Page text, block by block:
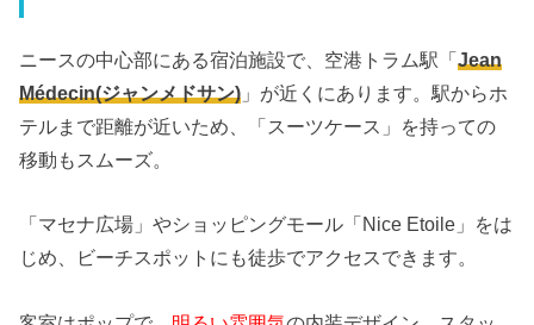
ニースの中心部にある宿泊施設で、空港トラム駅「Jean
Médecin(ジャンメドサン) 」が近くにあります。駅からホ
テルまで距離が近いため、「スーツケース」を持っての
移動もスムーズ。
「マセナ広場」やショッピングモール「Nice Etoile」をは
じめ、ビーチスポットにも徒歩でアクセスできます。